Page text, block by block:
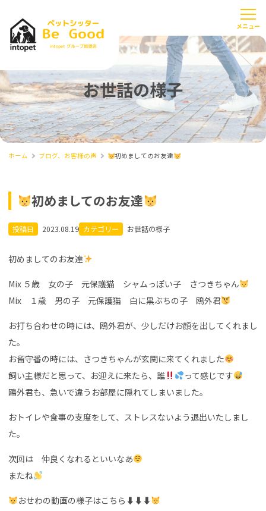
お世話の様子
ホーム ブログ、お客様の声 初めましてのお友達
初めましてのお友達
投稿日 2023.08.19 カテゴリー お世話の様子
初めましてのお友達
Mix ５歳 女の子 元保護猫 シャムっぽい子 さつきちゃん
Mix １歳 男の子 元保護猫 白に黒ぶちの子 鴎外君
お打ち合わせの時には、鴎外君が、少しだけお顔を出してくれまし
た。
お留守番の時には、さつきちゃんが玄関に来てくれました
飼い主様だと思って、お迎えに来たら、誰
って感じです
鴎外君も、急いで違うお部屋に隠れてしまいました。
おトイレや食事の支度をして、ストレスないよう退出いたしまし
た。
次回は 仲良くなれるといいなあ
またね
おせわの動画の様子はこちら⬇︎⬇︎⬇︎